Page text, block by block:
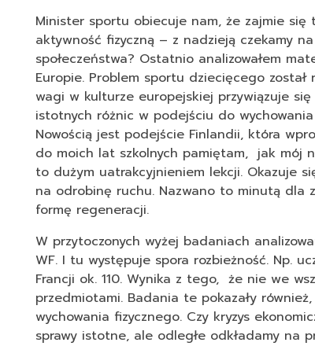
Minister sportu obiecuje nam, że zajmie się
aktywność fizyczną – z nadzieją czekamy
społeczeństwa? Ostatnio analizowałem
Europie. Problem sportu dziecięcego
wagi w kulturze europejskiej przywiązuje
istotnych różnic w podejściu do
Nowością jest podejście Finlandii, która
do moich lat szkolnych pamiętam, jak mój
to dużym uatrakcyjnieniem lekcji. Okazuje
na odrobinę ruchu. Nazwano to minutą dla
formę regeneracji.
W przytoczonych wyżej badaniach
WF. I tu występuje spora rozbieżność. Np.
Francji ok. 110. Wynika z tego, że nie we
przedmiotami. Badania te pokazały
wychowania fizycznego. Czy kryzys
sprawy istotne, ale odległe odkładamy na